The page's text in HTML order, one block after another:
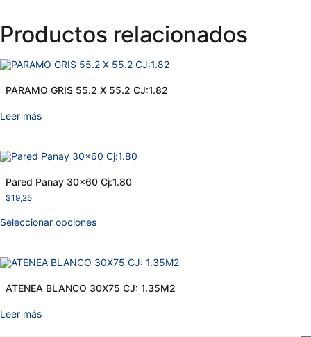
Productos relacionados
PARAMO GRIS 55.2 X 55.2 CJ:1.82
Leer más
Pared Panay 30×60 Cj:1.80
$19,25
Seleccionar opciones
ATENEA BLANCO 30X75 CJ: 1.35M2
Leer más